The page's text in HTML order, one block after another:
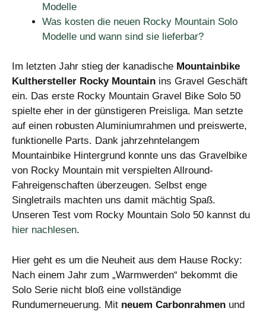
Modelle
Was kosten die neuen Rocky Mountain Solo
Modelle und wann sind sie lieferbar?
Im letzten Jahr stieg der kanadische Mountainbike
Kulthersteller Rocky Mountain ins Gravel Geschäft
ein. Das erste Rocky Mountain Gravel Bike Solo 50
spielte eher in der günstigeren Preisliga. Man setzte
auf einen robusten Aluminiumrahmen und preiswerte,
funktionelle Parts. Dank jahrzehntelangem
Mountainbike Hintergrund konnte uns das Gravelbike
von Rocky Mountain mit verspielten Allround-
Fahreigenschaften überzeugen. Selbst enge
Singletrails machten uns damit mächtig Spaß.
Unseren Test vom Rocky Mountain Solo 50 kannst du
hier nachlesen.
Hier geht es um die Neuheit aus dem Hause Rocky:
Nach einem Jahr zum „Warmwerden“ bekommt die
Solo Serie nicht bloß eine vollständige
Rundumerneuerung. Mit neuem Carbonrahmen und